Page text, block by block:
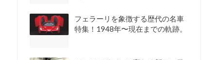
フェラーリを象徴する歴代の名車
特集！1948年〜現在までの軌跡。